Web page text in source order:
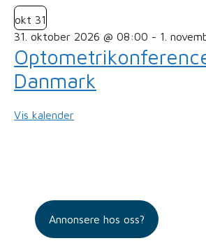
okt 31
31. oktober 2026 @ 08:00 - 1.
Danmark
Vis kalender
Annonsere hos oss?